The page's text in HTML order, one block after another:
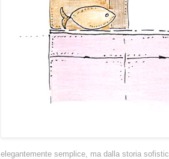
elegantemente semplice, ma dalla storia